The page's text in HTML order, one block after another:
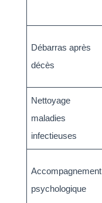
Débarras après
décès
Nettoyage
maladies
infectieuses
Accompagnement
psychologique